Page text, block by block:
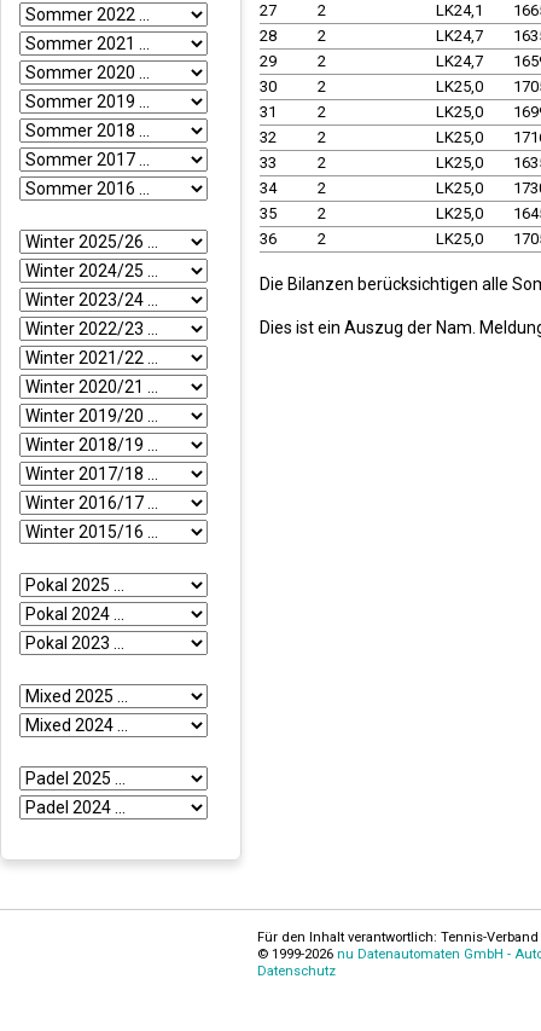
27
2 LK24,1
28
2 LK24,7
29
2 LK24,7
30
2 LK25,0
31
2 LK25,0
32
2 LK25,0
33
2 LK25,0
34
2 LK25,0
35
2 LK25,0
36
2 LK25,0
Die Bilanzen berücksichtigen alle
Dies ist ein Auszug der Nam.
Für den Inhalt verantwortlich: Tennis-
© 1999-2026 nu Datenautomaten GmbH -
Datenschutz